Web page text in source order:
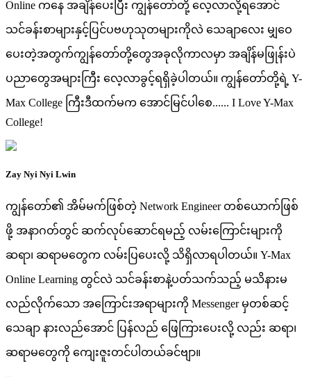
Online ကနေ အချိန်ပေးပြီး ကျွန်တော်တို့ လေ့လာလို့ရအောင်
သင်ခန်းစာများနှင့်ပြင်ပဗဟုသုတများကိုလဲ သေချာလေး မျှဝေ
ပေးတဲ့အတွက်ကျွန်တော်တို့တွေအခုလိုကာလမှာ အချိန်မဖြုန်းပဲ
ပညာတွေအများကြီး လေ့လာခွင့်ရရှိခဲ့ပါတယ်။ ကျွန်တော်တို့ရဲ့ Y-
Max College ကြီးဒီထက်မက အောင်မြင်ပါစေ...... I Love Y-Max
College!
Zay Nyi Nyi Lwin
ကျွန်တော်၏ အိမ်မက်ဖြစ်တဲ့ Network Engineer တစ်ယောက်ဖြစ်
ဖို့ အနာဂတ်တွင် ဆက်လုပ်ဆောင်ရမည့် လမ်းကြောင်းများကို
ဆရာ၊ ဆရာမတွေက လမ်းပြပေးလို့ သိရှိလာရပါတယ်။ Y-Max
Online Learning တွင်လဲ သင်ခန်းစာနဲ့ပတ်သက်သည့် မသိနားမ
လည်လိုက်သော အကြောင်းအရာများကို Messenger မှတစ်ဆင့်
သေချာ နားလည်အောင် ပြန်လည် ဖြေကြားပေးလို့ လည်း ဆရာ၊
ဆရာမတွေကို ကျေးဇူးတင်ပါတယ်ခင်ဗျာ။